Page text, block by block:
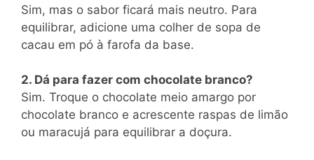
Sim, mas o sabor ficará mais neutro. Para
equilibrar, adicione uma colher de sopa de
cacau em pó à farofa da base.
2. Dá para fazer com chocolate branco?
Sim. Troque o chocolate meio amargo por
chocolate branco e acrescente raspas de limão
ou maracujá para equilibrar a doçura.